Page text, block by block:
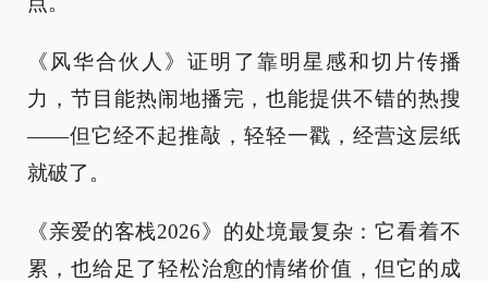
《风华合伙人》证明了靠明星感和切片传播
力，节目能热闹地播完，也能提供不错的热搜
——但它经不起推敲，轻轻一戳，经营这层纸
就破了。
《亲爱的客栈2026》的处境最复杂：它看着不
累，也给足了轻松治愈的情绪价值，但它的成